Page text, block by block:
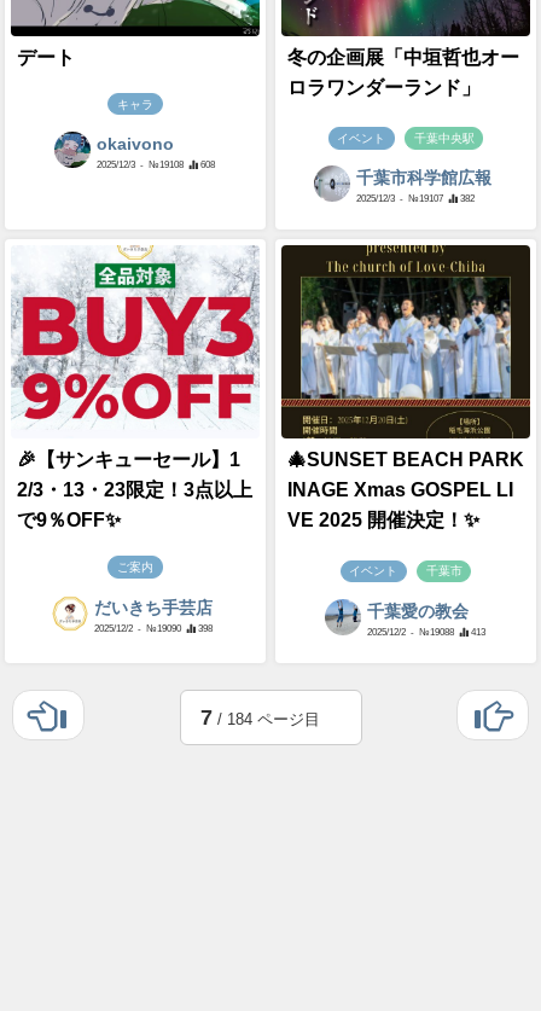
デート
キャラ
okaivono
2025/12/3 - №19108 608
冬の企画展「中垣哲也オー
ロラワンダーランド」
イベント 千葉中央駅
千葉市科学館広報
2025/12/3 - №19107 382
🎉【サンキューセール】1
2/3・13・23限定！3点以上
で9％OFF✨
ご案内
だいきち手芸店
2025/12/2 - №19090 398
🎄SUNSET BEACH PARK
INAGE Xmas GOSPEL LI
VE 2025 開催決定！✨
イベント 千葉市
千葉愛の教会
2025/12/2 - №19088 413
7 / 184 ページ目